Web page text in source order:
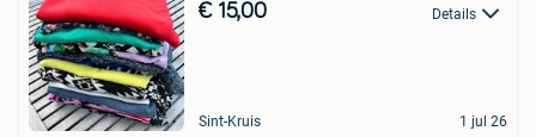
€ 15,00 Details
Sint-Kruis 1 jul 26